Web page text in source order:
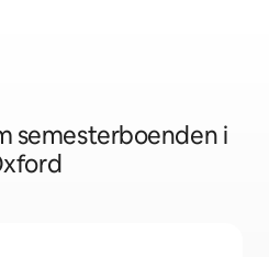
semesterboenden i